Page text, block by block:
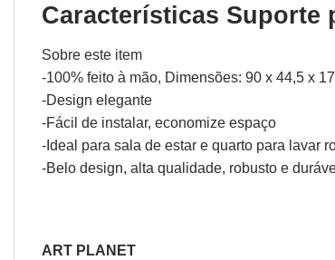
Características Suporte
Sobre este item
-100% feito à mão, Dimensões: 90 x 44,5 x
-Design elegante
-Fácil de instalar, economize espaço
-Ideal para sala de estar e quarto para lavar
-Belo design, alta qualidade, robusto e
ART PLANET